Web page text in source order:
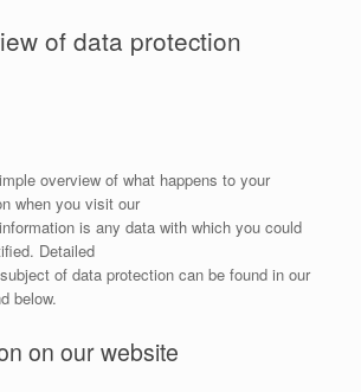
of data protection
overview of what happens to your
when you visit our
is any data with which you could
Detailed
of data protection can be found in our
below.
on our website